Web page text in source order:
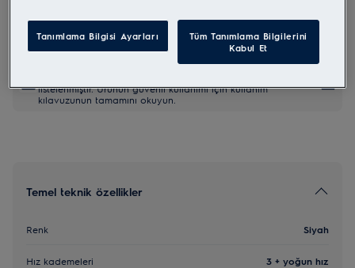
AB yönetmeliği 2023/988'e göre güvenlik talimatları ve
listelenmiştir. Ürünün güvenli kullanımı için kullanım
kılavuzunun tamamını okuyun.
Temel teknik özellikler
Renk Siyah
Hız kademeleri 3 + yoğun hız
Tanımlama Bilgisi Ayarları
Tüm Tanımlama Bilgilerini
Kabul Et